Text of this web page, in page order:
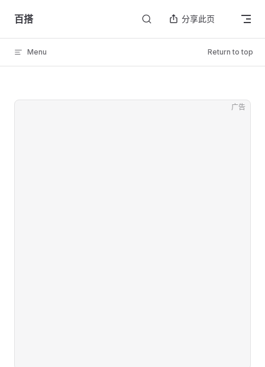
Skip to content
百搭 分享此页
Menu Return to top
广告